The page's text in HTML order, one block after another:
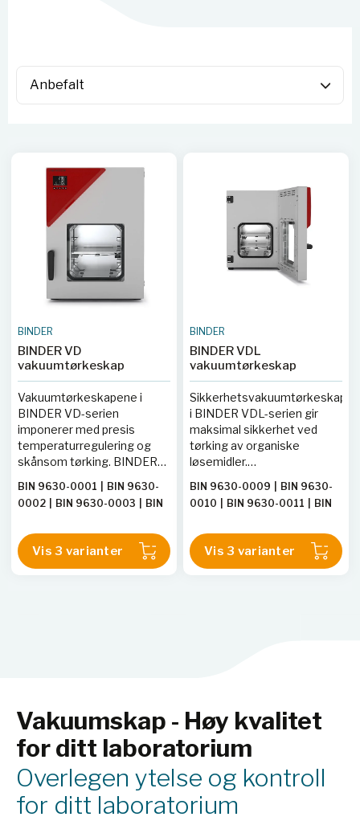
BINDER
BINDER VD
vakuumtørkeskap
Vakuumtørkeskapene i
BINDER VD-serien
imponerer med presis
temperaturregulering og
skånsom tørking. BINDERs
ekspansjonshylleteknologi
optimaliserer i tillegg
kan flyttes for fleksibel
plassering, og skapets
BIN 9630-0001
BIN 9630-
0002
BIN 9630-0003
BIN
|BIN 9630-0007
Vis 3 varianter
BINDER
BINDER VDL
vakuumtørkeskap
i BINDER VDL-serien gir
maksimal sikkerhet ved
tørking av organiske
løsemidler.
med klassifisering etter
ATEX-direktivet 2014/34/EU:
BIN 9630-0009
BIN 9630-
0010
BIN 9630-0011
BIN
|BIN 9630-0015
Vis 3 varianter
Vakuumskap - Høy kvalitet
for ditt laboratorium
Overlegen ytelse og kontroll
for ditt laboratorium